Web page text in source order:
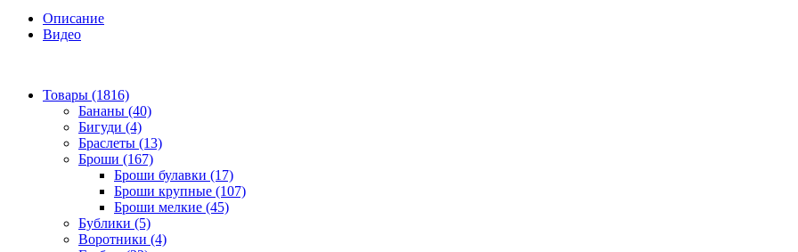
Описание
Видео
Товары (1816)
Бананы (40)
Бигуди (4)
Браслеты (13)
Броши (167)
Броши булавки (17)
Броши крупные (107)
Броши мелкие (45)
Бублики (5)
Воротники (4)